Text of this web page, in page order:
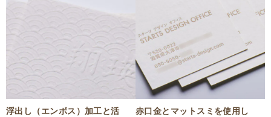
ご指定頂きました。 仕様 商
品：名刺 サイズ：55ⅹ91㎜ 用
紙：ハーフエ..
っかり圧を入れるよう活版印刷
しています。 仕様..
浮出し（エンボス）加工と活
赤口金とマットスミを使用し